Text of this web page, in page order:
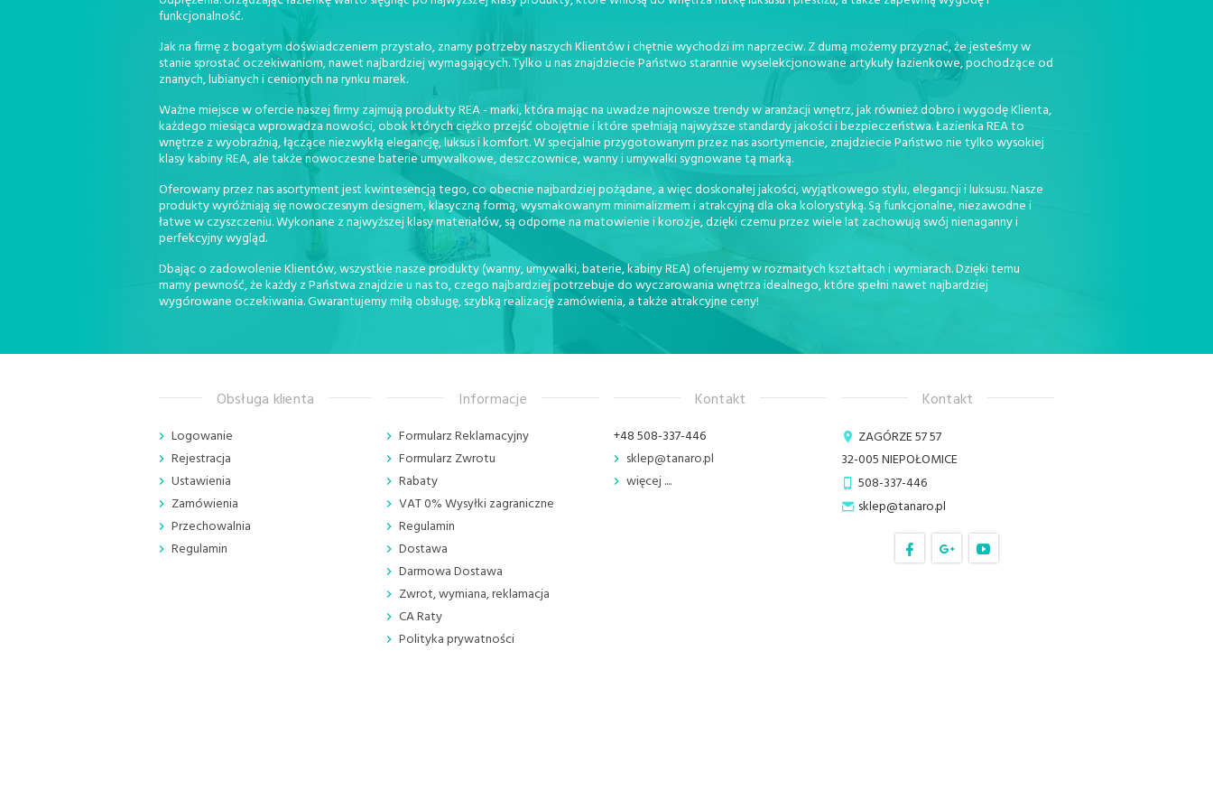
funkcjonalność.
Jak na firmę z bogatym doświadczeniem przystało, znamy potrzeby naszych Klientów i chętnie wychodzi im naprzeciw. Z dumą możemy przyznać, że jesteśmy w
stanie sprostać oczekiwaniom, nawet najbardziej wymagających. Tylko u nas znajdziecie Państwo starannie wyselekcjonowane artykuły łazienkowe, pochodzące od
znanych, lubianych i cenionych na rynku marek.
Ważne miejsce w ofercie naszej firmy zajmują produkty REA - marki, która mając na uwadze najnowsze trendy w aranżacji wnętrz, jak również dobro i wygodę Klienta,
każdego miesiąca wprowadza nowości, obok których ciężko przejść obojętnie i które spełniają najwyższe standardy jakości i bezpieczeństwa. Łazienka REA to
wnętrze z wyobraźnią, łączące niezwykłą elegancję, luksus i komfort. W specjalnie przygotowanym przez nas asortymencie, znajdziecie Państwo nie tylko wysokiej
klasy kabiny REA, ale także nowoczesne baterie umywalkowe, deszczownice, wanny i umywalki sygnowane tą marką.
Oferowany przez nas asortyment jest kwintesencją tego, co obecnie najbardziej pożądane, a więc doskonałej jakości, wyjątkowego stylu, elegancji i luksusu. Nasze
produkty wyróżniają się nowoczesnym designem, klasyczną formą, wysmakowanym minimalizmem i atrakcyjną dla oka kolorystyką. Są funkcjonalne, niezawodne i
łatwe w czyszczeniu. Wykonane z najwyższej klasy materiałów, są odporne na matowienie i korozje, dzięki czemu przez wiele lat zachowują swój nienaganny i
perfekcyjny wygląd.
Dbając o zadowolenie Klientów, wszystkie nasze produkty (wanny, umywalki, baterie, kabiny REA) oferujemy w rozmaitych kształtach i wymiarach. Dzięki temu
mamy pewność, że każdy z Państwa znajdzie u nas to, czego najbardziej potrzebuje do wyczarowania wnętrza idealnego, które spełni nawet najbardziej
wygórowane oczekiwania. Gwarantujemy miłą obsługę, szybką realizację zamówienia, a także atrakcyjne ceny!
Obsługa klienta
Logowanie
Rejestracja
Ustawienia
Zamówienia
Przechowalnia
Regulamin
Informacje
Formularz Reklamacyjny
Formularz Zwrotu
Rabaty
VAT 0% Wysyłki zagraniczne
Regulamin
Dostawa
Darmowa Dostawa
Zwrot, wymiana, reklamacja
CA Raty
Polityka prywatności
Kontakt
+48 508-337-446
sklep@tanaro.pl
więcej ....
Kontakt
ZAGÓRZE 57 57
32-005NIEPOŁOMICE
508-337-446
sklep@tanaro.pl